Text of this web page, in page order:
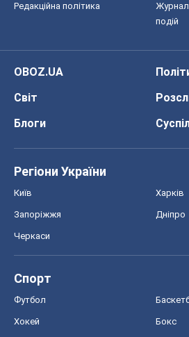
Редакційна політика
подій
OBOZ.UA
Світ
Блоги
Регіони України
Київ Харків
Запоріжжя Дніпро
Черкаси
Спорт
Футбол
Хокей Бокс